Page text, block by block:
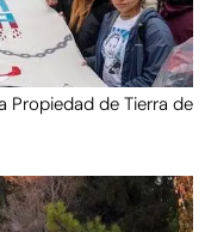
Propiedad de Tierra de